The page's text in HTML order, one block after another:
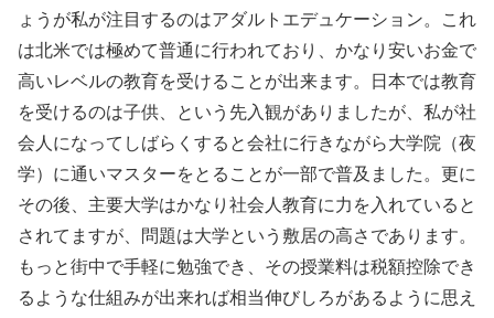
ょうが私が注目するのはアダルトエデュケーション。これ
は北米では極めて普通に行われており、かなり安いお金で
高いレベルの教育を受けることが出来ます。日本では教育
を受けるのは子供、という先入観がありましたが、私が社
会人になってしばらくすると会社に行きながら大学院（夜
学）に通いマスターをとることが一部で普及ました。更に
その後、主要大学はかなり社会人教育に力を入れていると
されてますが、問題は大学という敷居の高さであります。
もっと街中で手軽に勉強でき、その授業料は税額控除でき
るような仕組みが出来れば相当伸びしろがあるように思え